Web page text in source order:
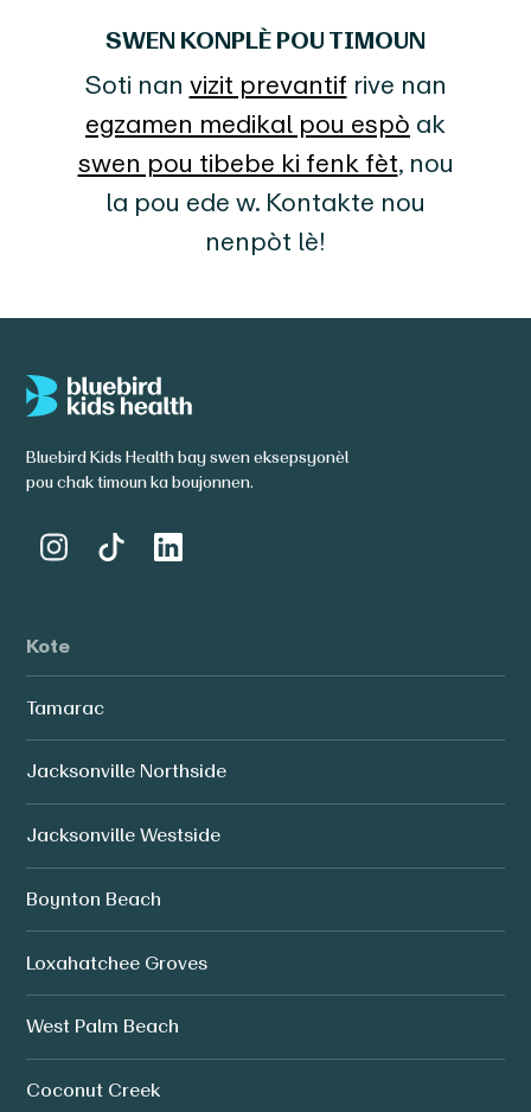
SWEN KONPLÈ POU TIMOUN
Soti nan vizit prevantif rive nan
egzamen medikal pou espò ak
swen pou tibebe ki fenk fèt, nou
la pou ede w. Kontakte nou
nenpòt lè!
Bluebird Kids Health bay swen eksepsyonèl
pou chak timoun ka boujonnen.
Kote
Tamarac
Jacksonville Northside
Jacksonville Westside
Boynton Beach
Loxahatchee Groves
West Palm Beach
Coconut Creek